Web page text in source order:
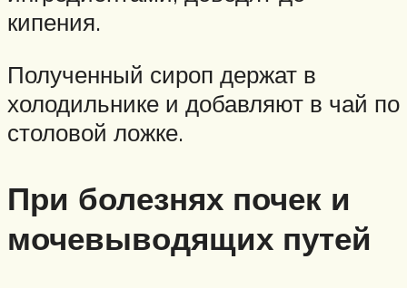
кипения.
Полученный сироп держат в
холодильнике и добавляют в чай по
столовой ложке.
При болезнях почек и
мочевыводящих путей